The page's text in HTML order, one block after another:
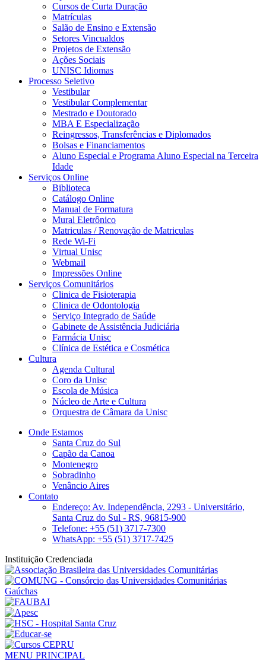
Cursos de Curta Duração
Matrículas
Salão de Ensino e Extensão
Setores Vincualdos
Projetos de Extensão
Ações Sociais
UNISC Idiomas
Processo Seletivo
Vestibular
Vestibular Complementar
Mestrado e Doutorado
MBA E Especialização
Reingressos, Transferências e Diplomados
Bolsas e Financiamentos
Aluno Especial e Programa Aluno Especial na Terceira
Idade
Serviços Online
Biblioteca
Catálogo Online
Manual de Formatura
Mural Eletrônico
Matriculas / Renovação de Matriculas
Rede Wi-Fi
Virtual Unisc
Webmail
Impressões Online
Serviços Comunitários
Clinica de Fisioterapia
Clinica de Odontologia
Serviço Integrado de Saúde
Gabinete de Assistência Judiciária
Farmácia Unisc
Clínica de Estética e Cosmética
Cultura
Agenda Cultural
Coro da Unisc
Escola de Música
Núcleo de Arte e Cultura
Orquestra de Câmara da Unisc
Onde Estamos
Santa Cruz do Sul
Capão da Canoa
Montenegro
Sobradinho
Venâncio Aires
Contato
Endereço: Av. Independência, 2293 - Universitário,
Santa Cruz do Sul - RS, 96815-900
Telefone: +55 (51) 3717-7300
WhatsApp: +55 (51) 3717-7425
Instituição Credenciada
MENU PRINCIPAL